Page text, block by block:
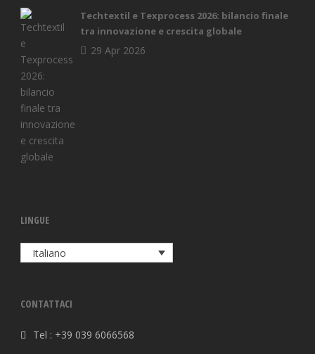
Techtextil e Texprocess 2026: bilancio finale
tra innovazione e crescita globale
29 Apr 2026
LINGUE
Italiano
CONTATTACI
Tel : +39 039 6066568